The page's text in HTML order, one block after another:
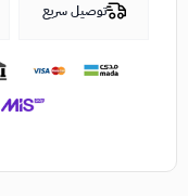
توصيل سريع